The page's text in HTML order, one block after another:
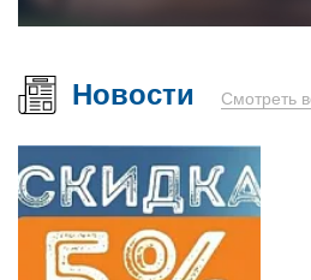
Новости Смотреть